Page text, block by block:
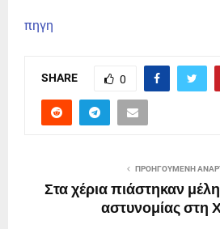
πηγη
SHARE 0
ΠΡΟΗΓΟΎΜΕΝΗ
Στα χέρια πιάστηκαν
αστυνομίας στη